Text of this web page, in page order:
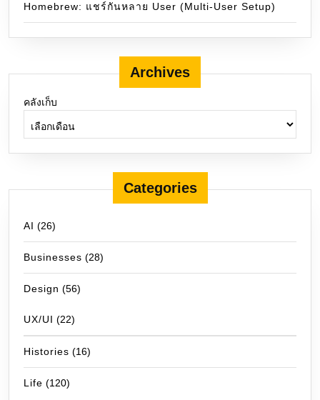
Homebrew: แชร์กันหลาย User (Multi-User Setup)
Archives
คลังเก็บ
Categories
AI (26)
Businesses (28)
Design (56)
UX/UI (22)
Histories (16)
Life (120)